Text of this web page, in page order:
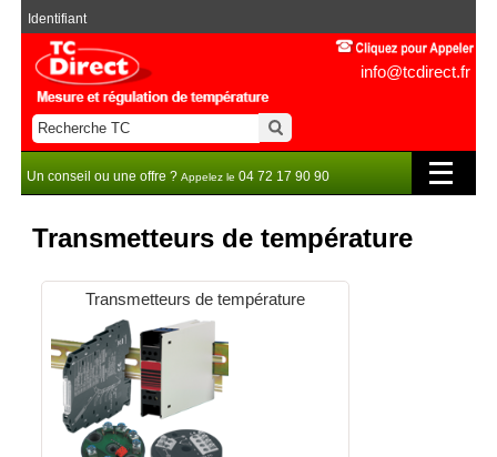
info@tcdirect.fr
Identifiant
Un conseil ou une offre ? Appelez le 04 72 17 90 90
Transmetteurs de température
Transmetteurs de température